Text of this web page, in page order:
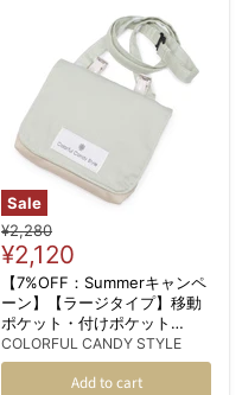
Sale
Original
price
¥2,280
Current
price
¥2,120
【7%OFF：Summerキャンペ
ーン】【ラージタイプ】移動
ポケット・付けポケット
（2wayタイプ） ショルダー
ベルト付き くすみ無地 くすみ
ミントグリーン
COLORFUL CANDY STYLE
Add to cart